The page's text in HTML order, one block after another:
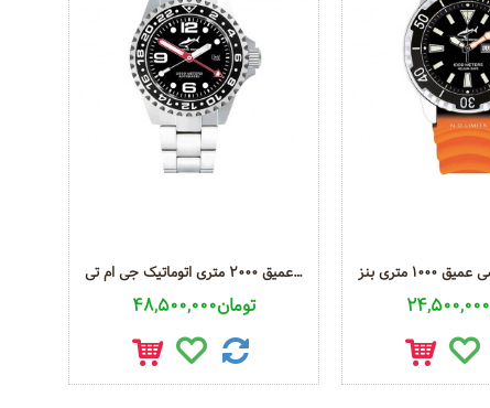
ساعت غواصی نظامی حرفه ای عمیق 2000 متری اتوماتیک جی ام تی Automatic GMT
48,500,000تومان